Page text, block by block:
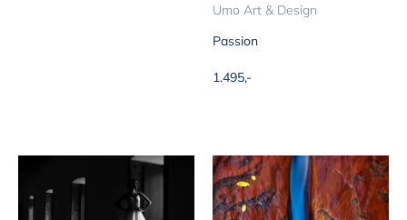
Umo Art & Design
Passion
Aanbiedingsprijs
1.495,-